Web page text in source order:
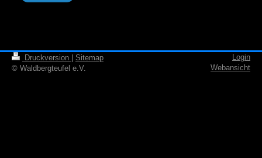
Druckversion
Sitemap
© Waldbergteufel e.V.
Login
Webansicht